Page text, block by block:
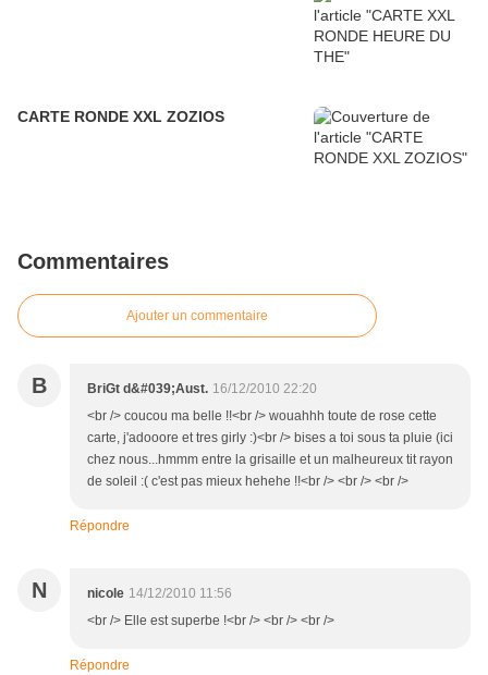
CARTE RONDE XXL ZOZIOS
Commentaires
Ajouter un commentaire
B BriGt d&#039;Aust. 16/12/2010 22:20
<br /> coucou ma belle !!<br /> wouahhh toute de rose cette
carte, j'adooore et tres girly :)<br /> bises a toi sous ta pluie (ici
chez nous...hmmm entre la grisaille et un malheureux tit rayon
de soleil :( c'est pas mieux hehehe !!<br /> <br /> <br />
Répondre
N nicole 14/12/2010 11:56
<br /> Elle est superbe !<br /> <br /> <br />
Répondre